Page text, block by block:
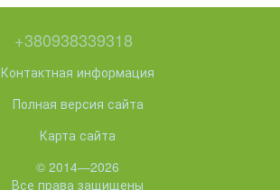
+380938339318
Контактная информация
Полная версия сайта
Карта сайта
© 2014—2026
Все права защищены